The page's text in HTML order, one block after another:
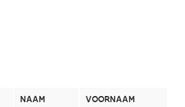
NAAM VOORNAAM